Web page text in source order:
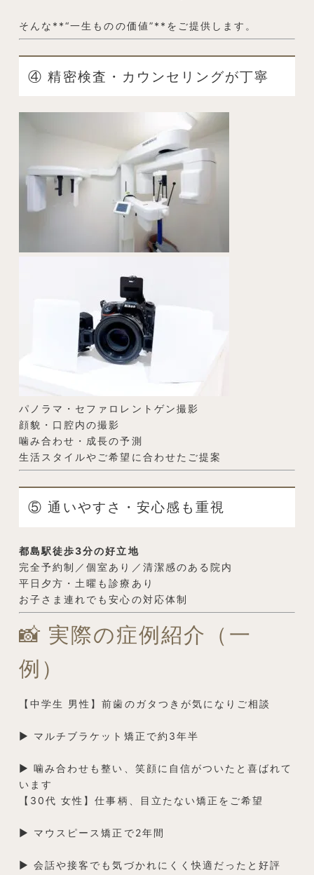
そんな**“一生ものの価値”**をご提供します。
④ 精密検査・カウンセリングが丁寧
パノラマ・セファロレントゲン撮影
顔貌・口腔内の撮影
噛み合わせ・成長の予測
生活スタイルやご希望に合わせたご提案
⑤ 通いやすさ・安心感も重視
都島駅徒歩3分の好立地
完全予約制／個室あり／清潔感のある院内
平日夕方・土曜も診療あり
お子さま連れでも安心の対応体制
📸 実際の症例紹介（一
例）
【中学生 男性】前歯のガタつきが気になりご相談
▶ マルチブラケット矯正で約3年半
▶ 噛み合わせも整い、笑顔に自信がついたと喜ばれて
います
【30代 女性】仕事柄、目立たない矯正をご希望
▶ マウスピース矯正で2年間
▶ 会話や接客でも気づかれにくく快適だったと好評